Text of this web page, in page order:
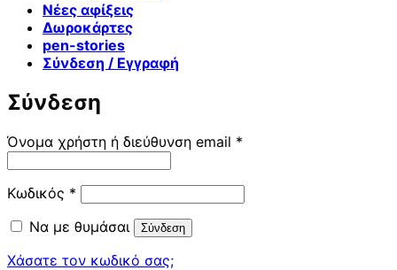
Νέες αφίξεις
Δωροκάρτες
pen-stories
Σύνδεση / Εγγραφή
Σύνδεση
Όνομα χρήστη ή διεύθυνση email *
Κωδικός * Απαιτείται
Να με θυμάσαι
Σύνδεση
Χάσατε τον κωδικό σας;